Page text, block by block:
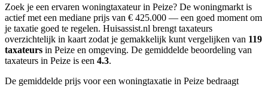
Zoek je een ervaren woningtaxateur in Peize? De woningmarkt is
actief met een mediane prijs van € 425.000 — een goed moment om
je taxatie goed te regelen. Huisassist.nl brengt taxateurs
overzichtelijk in kaart zodat je gemakkelijk kunt vergelijken van 119
taxateurs in Peize en omgeving. De gemiddelde beoordeling van
taxateurs in Peize is een 4.3.
De gemiddelde prijs voor een woningtaxatie in Peize bedraagt